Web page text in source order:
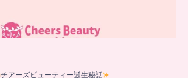
…
チアーズビューティー誕生秘話